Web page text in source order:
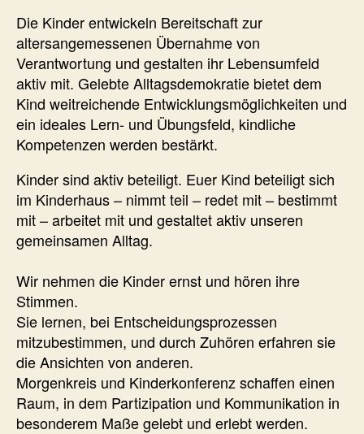
Die Kinder entwickeln Bereitschaft zur
altersangemessenen Übernahme von
Verantwortung und gestalten ihr Lebensumfeld
aktiv mit. Gelebte Alltagsdemokratie bietet dem
Kind weitreichende Entwicklungsmöglichkeiten und
ein ideales Lern- und Übungsfeld, kindliche
Kompetenzen werden bestärkt.
Kinder sind aktiv beteiligt. Euer Kind beteiligt sich
im Kinderhaus – nimmt teil – redet mit – bestimmt
mit – arbeitet mit und gestaltet aktiv unseren
gemeinsamen Alltag.
Wir nehmen die Kinder ernst und hören ihre
Stimmen.
Sie lernen, bei Entscheidungsprozessen
mitzubestimmen, und durch Zuhören erfahren sie
die Ansichten von anderen.
Morgenkreis und Kinderkonferenz schaffen einen
Raum, in dem Partizipation und Kommunikation in
besonderem Maße gelebt und erlebt werden.